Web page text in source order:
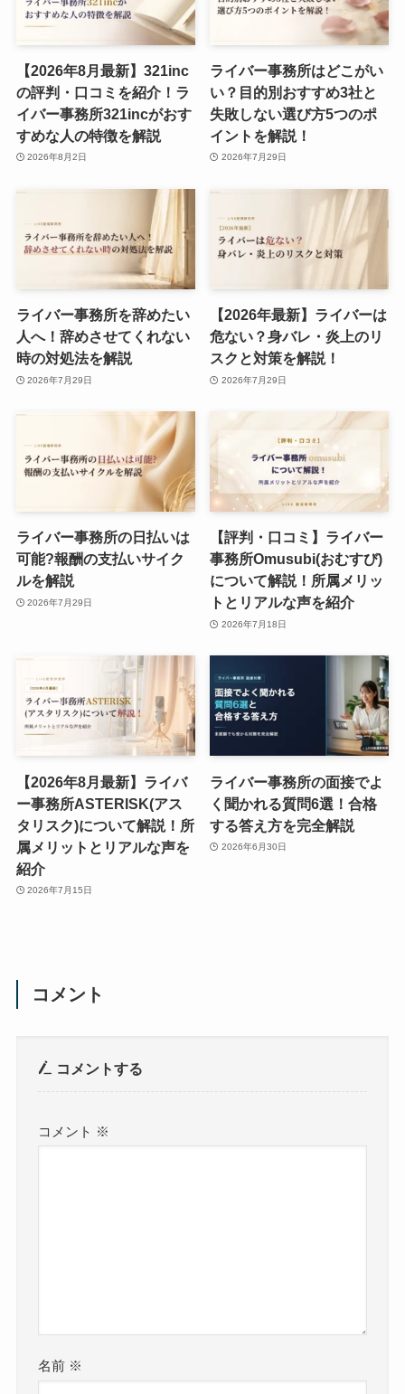
【2026年8月最新】321inc
の評判・口コミを紹介！ラ
イバー事務所321incがおす
すめな人の特徴を解説
2026年8月2日
ライバー事務所はどこがい
い？目的別おすすめ3社と
失敗しない選び方5つのポ
イントを解説！
2026年7月29日
ライバー事務所を辞めたい
人へ！辞めさせてくれない
時の対処法を解説
2026年7月29日
【2026年最新】ライバーは
危ない？身バレ・炎上のリ
スクと対策を解説！
2026年7月29日
ライバー事務所の日払いは
可能?報酬の支払いサイク
ルを解説
2026年7月29日
【評判・口コミ】ライバー
事務所Omusubi(おむすび)
について解説！所属メリッ
トとリアルな声を紹介
2026年7月18日
【2026年8月最新】ライバ
ー事務所ASTERISK(アス
タリスク)について解説！所
属メリットとリアルな声を
紹介
2026年7月15日
ライバー事務所の面接でよ
く聞かれる質問6選！合格
する答え方を完全解説
2026年6月30日
コメント
コメントする
コメント ※
名前 ※